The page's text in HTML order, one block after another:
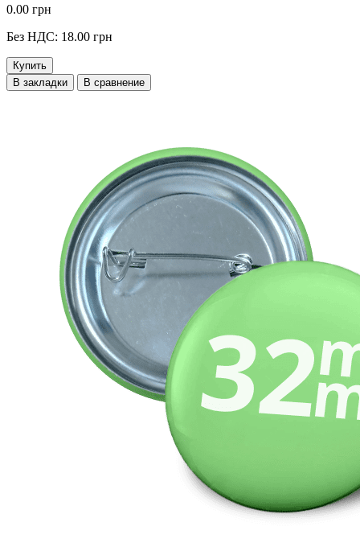
0.00 грн
Без НДС: 18.00 грн
Купить
В закладки
В сравнение